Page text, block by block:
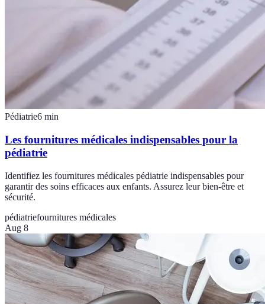
Pédiatrie6 min
Les fournitures médicales indispensables pour la
pédiatrie
Identifiez les fournitures médicales pédiatrie indispensables pour
garantir des soins efficaces aux enfants. Assurez leur bien-être et
sécurité.
pédiatriefournitures médicales
Aug 8